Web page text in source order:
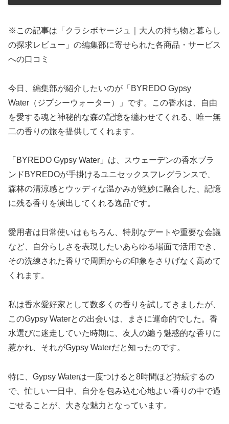
※この記事は「クラシボヤージュ｜大人の持ち物と暮らし
の探求レビュー」の編集部に寄せられた各商品・サービス
への口コミ
今日、編集部が紹介したいのが「BYREDO Gypsy
Water（ジプシーウォーター）」です。この香水は、自由
を愛する魂と神秘的な森の記憶を纏わせてくれる、唯一無
二の香りの旅を提供してくれます。
「BYREDO Gypsy Water」は、スウェーデンの香水ブラ
ンドBYREDOが手掛けるユニセックスフレグランスで、
森林の清涼感とウッディな温かみが絶妙に融合した、記憶
に残る香りを演出してくれる逸品です。
愛用者は日常使いはもちろん、特別なデートや重要な会議
など、自分らしさを表現したいあらゆる場面で活用でき、
その洗練された香りで周囲からの印象をさりげなく高めて
くれます。
私は香水愛好家として数多くの香りを試してきましたが、
このGypsy Waterとの出会いは、まさに運命的でした。香
水選びに迷走していた時期に、友人の纏う魅惑的な香りに
惹かれ、それがGypsy Waterだと知ったのです。
特に、Gypsy Waterは一度つけると8時間ほど持続するの
で、忙しい一日中、自分を包み込む心地よい香りの中で過
ごせることが、大きな魅力となっています。